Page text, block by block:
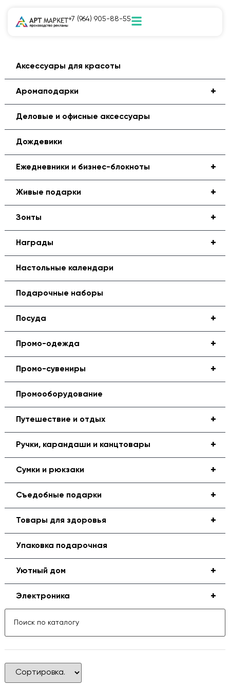
+7 (964) 905-88-55
Аксессуары для красоты
+
Аромаподарки
Деловые и офисные аксессуары
Дождевики
+
Ежедневники и бизнес-блокноты
+
Живые подарки
+
Зонты
+
Награды
Настольные календари
Подарочные наборы
+
Посуда
+
Промо-одежда
+
Промо-сувениры
Промооборудование
+
Путешествие и отдых
+
Ручки, карандаши и канцтовары
+
Сумки и рюкзаки
+
Съедобные подарки
+
Товары для здоровья
Упаковка подарочная
+
Уютный дом
+
Электроника